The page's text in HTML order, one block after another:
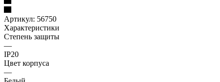
Артикул: 56750
Характеристики
Степень защиты
—
IP20
Цвет корпуса
—